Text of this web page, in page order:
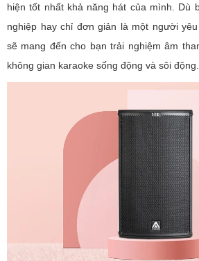
hiện tốt nhất khả năng hát của mình. Dù
nghiệp hay chỉ đơn giản là một người
sẽ mang đến cho bạn trải nghiệm âm
không gian karaoke sống động và sôi động.